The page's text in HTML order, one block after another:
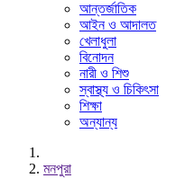
আন্তর্জাতিক
আইন ও আদালত
খেলাধুলা
বিনোদন
নারী ও শিশু
স্বাস্থ্য ও চিকিৎসা
শিক্ষা
অন্যান্য
মনপুরা